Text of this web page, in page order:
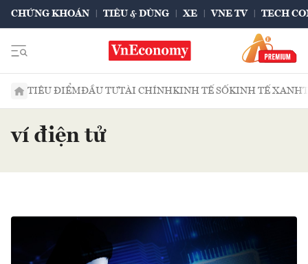
CHỨNG KHOÁN TIÊU & DÙNG XE VNE TV TECH
TIÊU ĐIỂMĐẦU TƯTÀI CHÍNHKINH TẾ SỐKINH TẾ XANH
ví điện tử